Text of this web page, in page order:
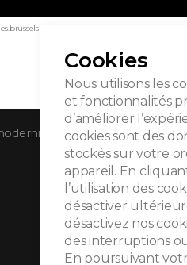
pour toutes les photos
avec chérubin
Cookies
Nous utilisons les
et fonctionnalités
d’améliorer
cookies sont des
stockés sur votre
appareil. En
l’utilisation des
désactiver
désactivez nos
des interruptions
En poursuivant